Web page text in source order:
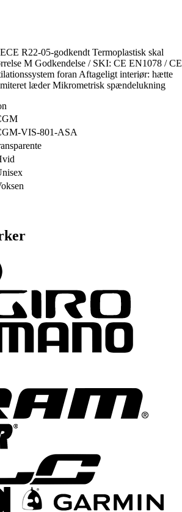
R22-05-godkendt Termoplastisk skal
M Godkendelse / SKI: CE EN1078 / CE
foran Aftageligt interiør: hætte
læder Mikrometrisk spændelukning
VIS-801-ASA